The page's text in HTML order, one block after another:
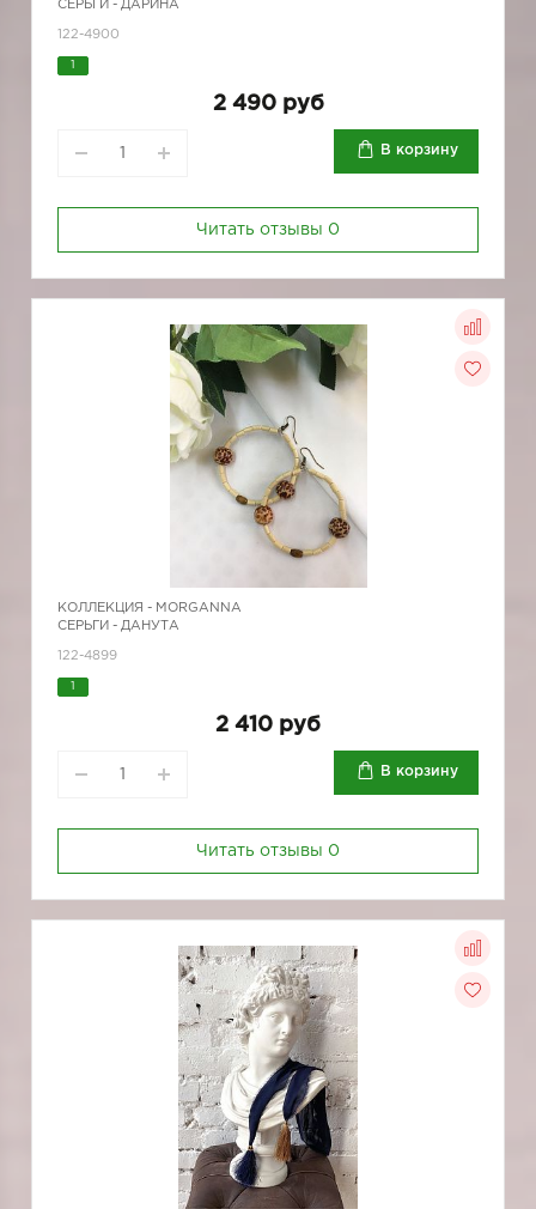
СЕРЬГИ - ДАРИНА
122-4900
2 490 руб
В корзину
Читать отзывы 0
КОЛЛЕКЦИЯ - MORGANNA
СЕРЬГИ - ДАНУТА
122-4899
2 410 руб
В корзину
Читать отзывы 0